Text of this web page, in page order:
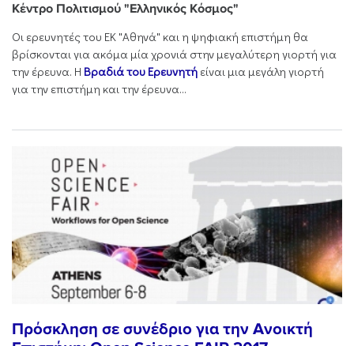
Κέντρο Πολιτισμού "Ελληνικός Κόσμος"
Οι ερευνητές του ΕΚ "Αθηνά" και η ψηφιακή επιστήμη θα
βρίσκονται για ακόμα μία χρονιά στην μεγαλύτερη γιορτή για
την έρευνα. H Βραδιά του Ερευνητή είναι μια μεγάλη γιορτή
για την επιστήμη και την έρευνα...
Πρόσκληση σε συνέδριο για την Ανοικτή